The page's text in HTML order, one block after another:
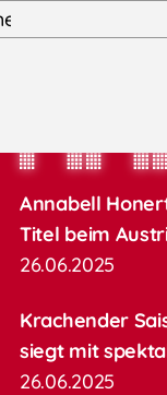
Annabell
Titel beim
26.06.2025
Krachender
siegt mit
26.06.2025